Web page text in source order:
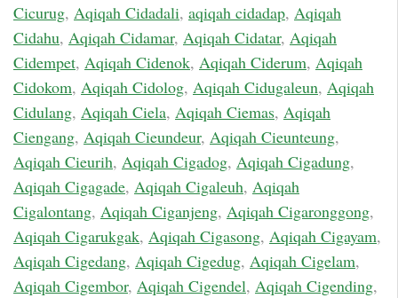
Cicurug, Aqiqah Cidadali, aqiqah cidadap, Aqiqah
Cidahu, Aqiqah Cidamar, Aqiqah Cidatar, Aqiqah
Cidempet, Aqiqah Cidenok, Aqiqah Ciderum, Aqiqah
Cidokom, Aqiqah Cidolog, Aqiqah Cidugaleun, Aqiqah
Cidulang, Aqiqah Ciela, Aqiqah Ciemas, Aqiqah
Ciengang, Aqiqah Cieundeur, Aqiqah Cieunteung,
Aqiqah Cieurih, Aqiqah Cigadog, Aqiqah Cigadung,
Aqiqah Cigagade, Aqiqah Cigaleuh, Aqiqah
Cigalontang, Aqiqah Ciganjeng, Aqiqah Cigaronggong,
Aqiqah Cigarukgak, Aqiqah Cigasong, Aqiqah Cigayam,
Aqiqah Cigedang, Aqiqah Cigedug, Aqiqah Cigelam,
Aqiqah Cigembor, Aqiqah Cigendel, Aqiqah Cigending,